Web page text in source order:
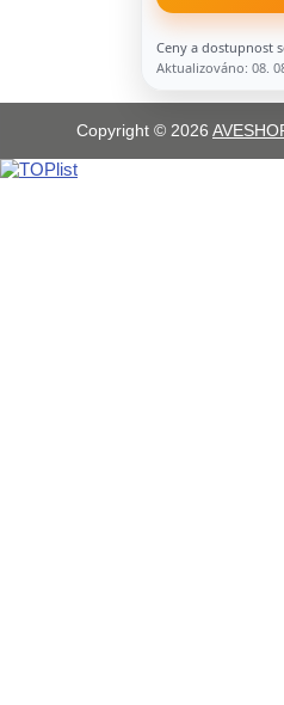
Ceny a dostupnost
Aktualizováno: 08.
Copyright © 2026